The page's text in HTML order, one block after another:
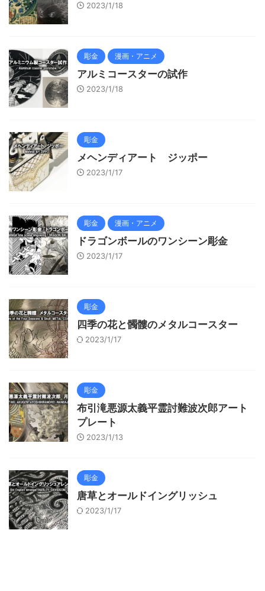
2023/1/18
彫金 漫画・アニメ
アルミコースターの試作
2023/1/18
彫金
メヘンディアート ジッポー
2023/1/17
彫金 漫画・アニメ
ドラゴンボールのワンシーン彫金
2023/1/17
彫金
四季の花と髑髏のメタルコースター
2023/1/17
彫金
布引滝悪源太義平霊討難波次郎アート
プレート
2023/1/13
彫金
唐草とオールドイングリッシュ
2023/1/17